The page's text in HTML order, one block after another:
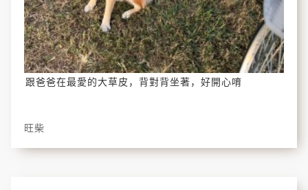
跟爸爸在最愛的大草皮，背對背坐著，好開心唷
旺柴